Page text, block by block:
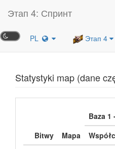
Этап 4: Спринт
PL Этап 4
Statystyki map (dane
Bitwy Mapa
Baza 1